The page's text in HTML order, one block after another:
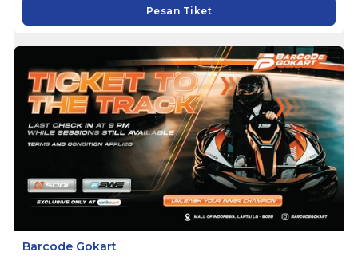
Pesan Tiket
Barcode Gokart